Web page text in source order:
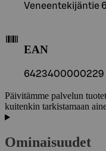
Veneentekijäntie
EAN
6423400000229
Päivitämme palvelun
kuitenkin tarkistamaan
Ominaisuudet